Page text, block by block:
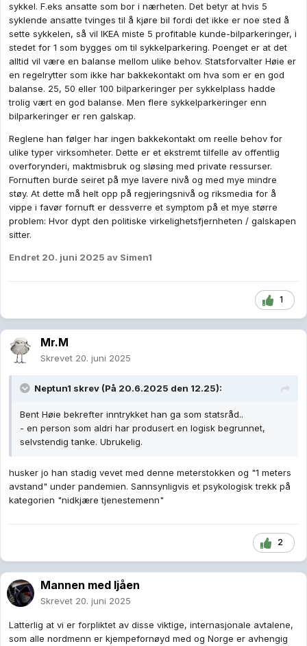
sykkel. F.eks ansatte som bor i nærheten. Det betyr at hvis 5
syklende ansatte tvinges til å kjøre bil fordi det ikke er noe sted å
sette sykkelen, så vil IKEA miste 5 profitable kunde-bilparkeringer, i
stedet for 1 som bygges om til sykkelparkering. Poenget er at det
alltid vil være en balanse mellom ulike behov. Statsforvalter Høie er
en regelrytter som ikke har bakkekontakt om hva som er en god
balanse. 25, 50 eller 100 bilparkeringer per sykkelplass hadde
trolig vært en god balanse. Men flere sykkelparkeringer enn
bilparkeringer er ren galskap.
Reglene han følger har ingen bakkekontakt om reelle behov for
ulike typer virksomheter. Dette er et ekstremt tilfelle av offentlig
overforynderi, maktmisbruk og sløsing med private ressurser.
Fornuften burde seiret på mye lavere nivå og med mye mindre
støy. At dette må helt opp på regjeringsnivå og riksmedia for å
vippe i favør fornuft er dessverre et symptom på et mye større
problem: Hvor dypt den politiske virkelighetsfjernheten / galskapen
sitter.
Endret 20. juni 2025 av Simen1
1
Mr.M
Skrevet 20. juni 2025
Neptun1 skrev (På 20.6.2025 den 12.25):
Bent Høie bekrefter inntrykket han ga som statsråd..
- en person som aldri har produsert en logisk begrunnet,
selvstendig tanke. Ubrukelig.
husker jo han stadig vevet med denne meterstokken og "1 meters
avstand" under pandemien. Sannsynligvis et psykologisk trekk på
kategorien "nidkjære tjenestemenn"
2
Mannen med ljåen
Skrevet 20. juni 2025
Latterlig at vi er forpliktet av disse viktige, internasjonale avtalene,
som alle nordmenn er kjempefornøyd med og Norge er avhengig